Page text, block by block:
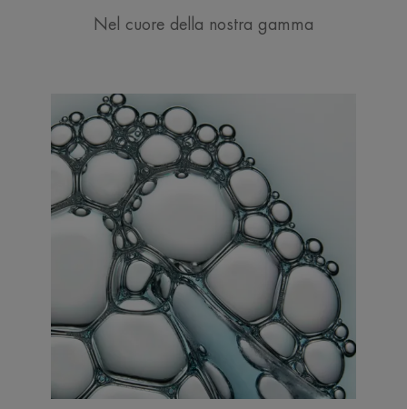
Nel cuore della nostra gamma